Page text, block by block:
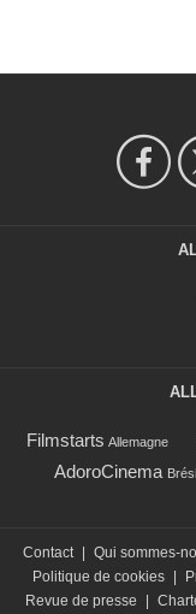
Filmstarts Allemagne
AdoroCinema
Contact | Qui sommes-
Politique de cookies |
Revue de presse
|